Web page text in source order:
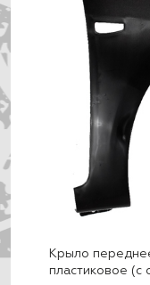
Крыло
пластиковое (c